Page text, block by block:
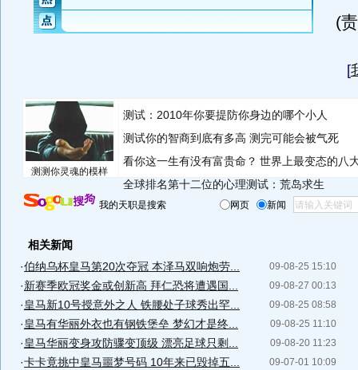
(
[
测测你灵魂的模样
测试：2010年你要提防你身边的哪个小人
测试你的智商到底有多高 测完可能会被气死
看你这一生有没有富贵命？ 世界上最变态的八
全球排名第十二位的心理测试：荒岛求生
我的天职是搜索 网页 新闻
相关新闻
09-08-25 15:10
·伯纳乌杯皇马第20次夺冠 本泽马双响炮劳...
09-08-27 00:13
·新赛季欧冠奖金或创新高 拜仁恐将遭遇国...
09-08-25 08:58
·皇马新10号授意外之人 铁腰处子球秀出罕...
09-08-25 11:10
·皇马有华丽外衣也有钢铁堡垒 梦幻才是终...
09-08-20 11:23
·皇马华丽变身攻防骤变顶级 漂亮足球只剩...
09-07-01 10:09
·卡卡竟挑中皇马噩梦号码 10年来已毁掉五...